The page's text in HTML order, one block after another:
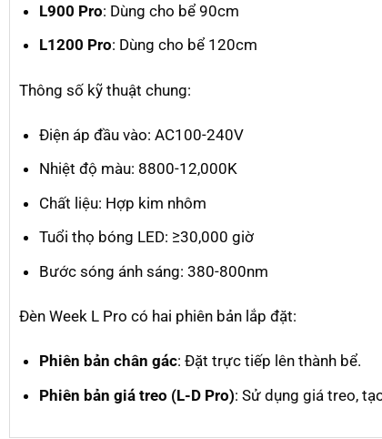
L900 Pro: Dùng cho bể 90cm
L1200 Pro: Dùng cho bể 120cm
Thông số kỹ thuật chung:
Điện áp đầu vào: AC100-240V
Nhiệt độ màu: 8800-12,000K
Chất liệu: Hợp kim nhôm
Tuổi thọ bóng LED: ≥30,000 giờ
Bước sóng ánh sáng: 380-800nm
Đèn Week L Pro có hai phiên bản lắp đặt:
Phiên bản chân gác: Đặt trực tiếp lên thành bể.
Phiên bản giá treo (L-D Pro): Sử dụng giá treo,